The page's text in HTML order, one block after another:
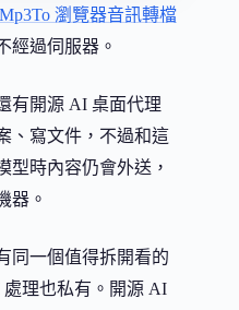
Mp3To 瀏覽器音訊轉檔
經過伺服器。
有開源 AI 桌面代理
、寫文件，不過和這
型時內容仍會外送，
器。
同一個值得拆開看的
理也私有。開源 AI